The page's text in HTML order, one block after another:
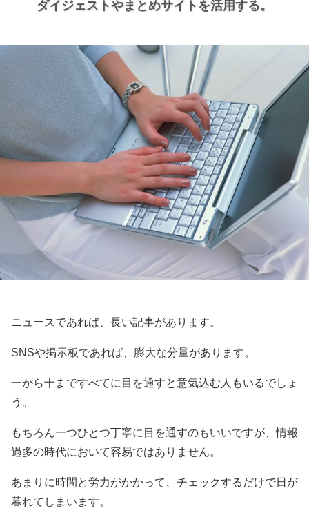
ダイジェストやまとめサイトを活用する。
ニュースであれば、長い記事があります。
SNSや掲示板であれば、膨大な分量があります。
一から十まですべてに目を通すと意気込む人もいるでしょ
う。
もちろん一つひとつ丁寧に目を通すのもいいですが、情報
過多の時代において容易ではありません。
あまりに時間と労力がかかって、チェックするだけで日が
暮れてしまいます。